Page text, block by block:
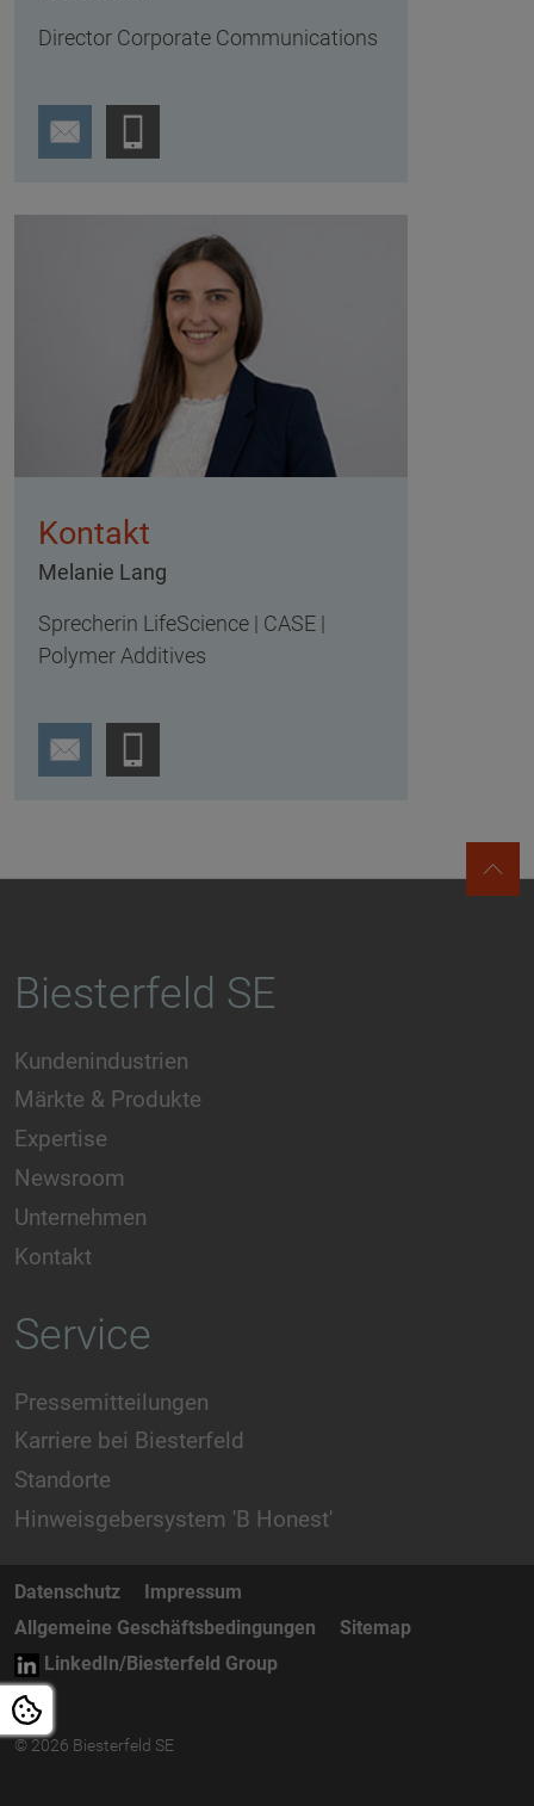
Director Corporate Communications
Kontakt
Melanie Lang
Sprecherin LifeScience | CASE |
Polymer Additives
Biesterfeld SE
Kundenindustrien
Märkte & Produkte
Expertise
Newsroom
Unternehmen
Kontakt
Service
Pressemitteilungen
Karriere bei Biesterfeld
Standorte
Hinweisgebersystem 'B Honest'
Datenschutz
Impressum
Allgemeine Geschäftsbedingungen
Sitemap
LinkedIn/Biesterfeld Group
© 2026 Biesterfeld SE